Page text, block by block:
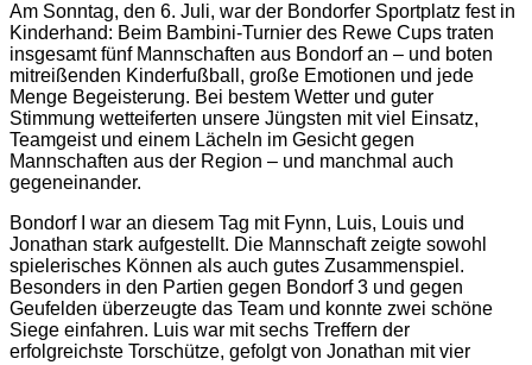
Am Sonntag, den 6. Juli, war der Bondorfer Sportplatz fest in
Kinderhand: Beim Bambini-Turnier des Rewe Cups traten
insgesamt fünf Mannschaften aus Bondorf an – und boten
mitreißenden Kinderfußball, große Emotionen und jede
Menge Begeisterung. Bei bestem Wetter und guter
Stimmung wetteiferten unsere Jüngsten mit viel Einsatz,
Teamgeist und einem Lächeln im Gesicht gegen
Mannschaften aus der Region – und manchmal auch
gegeneinander.
Bondorf I war an diesem Tag mit Fynn, Luis, Louis und
Jonathan stark aufgestellt. Die Mannschaft zeigte sowohl
spielerisches Können als auch gutes Zusammenspiel.
Besonders in den Partien gegen Bondorf 3 und gegen
Geufelden überzeugte das Team und konnte zwei schöne
Siege einfahren. Luis war mit sechs Treffern der
erfolgreichste Torschütze, gefolgt von Jonathan mit vier